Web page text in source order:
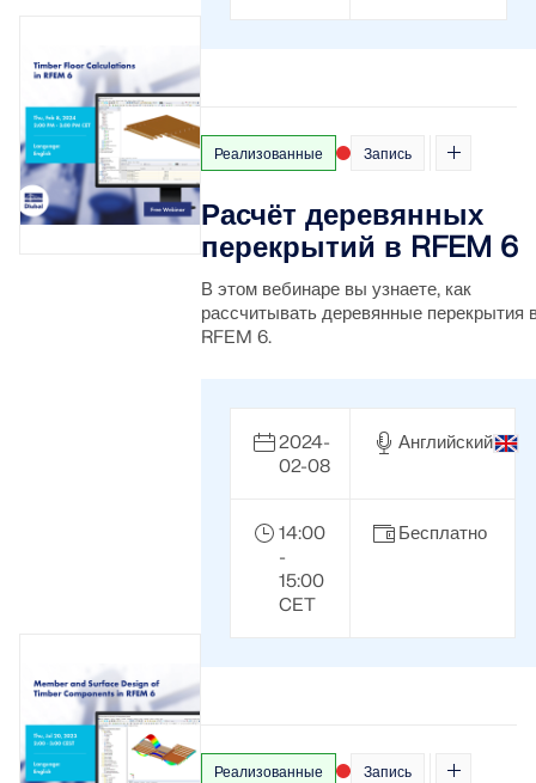
Реализованные Запись
Расчёт деревянных
перекрытий в RFEM 6
В этом вебинаре вы узнаете, как
рассчитывать деревянные перекрытия
RFEM 6.
2024-
02-08
Английский
14:00
-
15:00
CET
Бесплатно
Реализованные Запись